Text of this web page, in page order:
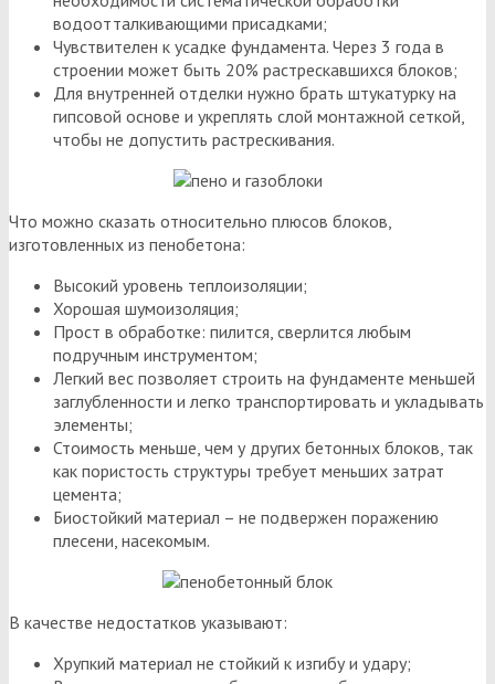
водоотталкивающими присадками;
Чувствителен к усадке фундамента. Через 3 года в
строении может быть 20% растрескавшихся блоков;
Для внутренней отделки нужно брать штукатурку на
гипсовой основе и укреплять слой монтажной сеткой,
чтобы не допустить растрескивания.
Что можно сказать относительно плюсов блоков,
изготовленных из пенобетона:
Высокий уровень теплоизоляции;
Хорошая шумоизоляция;
Прост в обработке: пилится, сверлится любым
подручным инструментом;
Легкий вес позволяет строить на фундаменте меньшей
заглубленности и легко транспортировать и укладывать
элементы;
Стоимость меньше, чем у других бетонных блоков, так
как пористость структуры требует меньших затрат
цемента;
Биостойкий материал – не подвержен поражению
плесени, насекомым.
В качестве недостатков указывают:
Хрупкий материал не стойкий к изгибу и удару;